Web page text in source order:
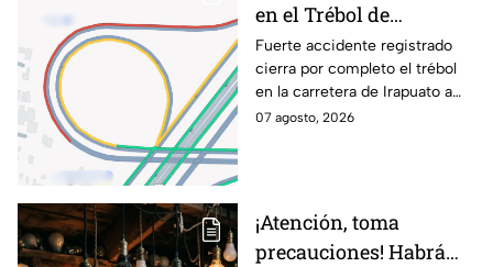
en el Trébol de
Irapuato; toma estas
vías alternas
Fuerte accidente registrado
cierra por completo el trébol
en la carretera de Irapuato a
Abasolo
07 agosto, 2026
¡Atención, toma
precauciones! Habrá